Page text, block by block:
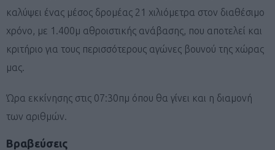
καλύψει ένας μέσος δρομέας 21 χιλιόμετρα στον διαθέσιμο
χρόνο, με 1.400μ αθροιστικής ανάβασης, που αποτελεί και
κριτήριο για τους περισσότερους αγώνες βουνού της χώρας
μας.
Ώρα εκκίνησης στις 07:30πμ όπου θα γίνει και η διαμονή
των αριθμών.
Βραβεύσεις